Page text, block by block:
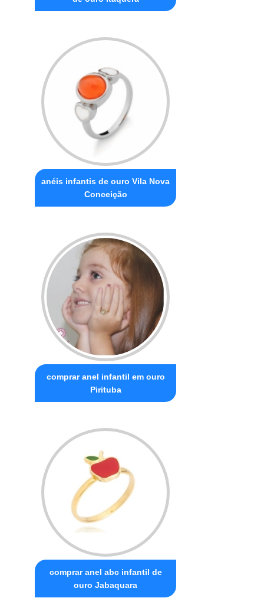
anéis infantis de ouro Vila Nova
Conceição
comprar anel infantil em ouro
Pirituba
comprar anel abc infantil de
ouro Jabaquara